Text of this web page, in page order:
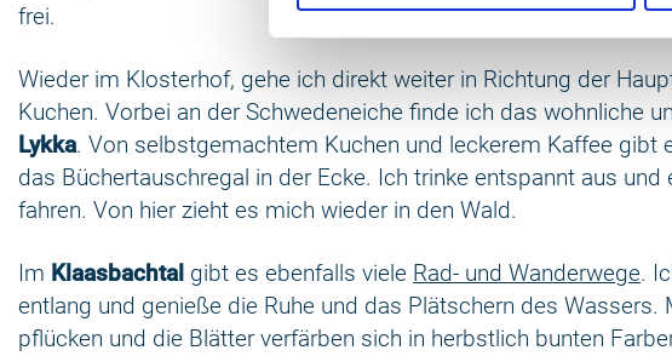
frei.
Wieder im Klosterhof, gehe ich direkt weiter in Richtung der
Kuchen. Vorbei an der Schwedeneiche finde ich das wohnliche
Lykka. Von selbstgemachtem Kuchen und leckerem Kaffee gibt
das Büchertauschregal in der Ecke. Ich trinke entspannt aus
fahren. Von hier zieht es mich wieder in den Wald.
Im Klaasbachtal gibt es ebenfalls viele Rad- und Wanderwege.
entlang und genieße die Ruhe und das Plätschern des
pflücken und die Blätter verfärben sich in herbstlich bunten